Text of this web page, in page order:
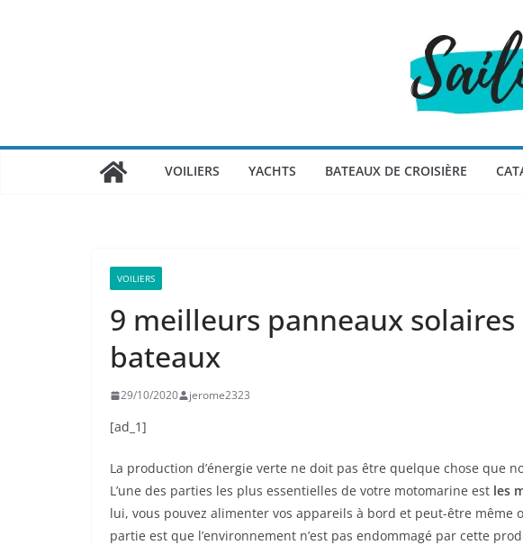
VOILIERS YACHTS BATEAUX DE CROISIÈRE
VOILIERS
9 meilleurs panneaux
bateaux
29/10/2020 jerome2323
[ad_1]
La production d’énergie verte ne doit pas être quelque chose que
L’une des parties les plus essentielles de votre motomarine est les
lui, vous pouvez alimenter vos appareils à bord et peut-être même
partie est que l’environnement n’est pas endommagé par cette